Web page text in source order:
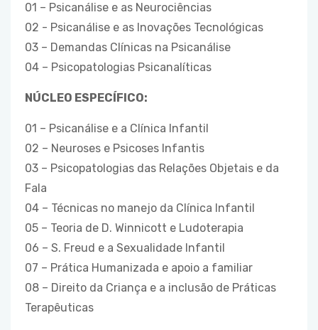
01 – Psicanálise e as Neurociências
02 - Psicanálise e as Inovações Tecnológicas
03 – Demandas Clínicas na Psicanálise
04 – Psicopatologias Psicanalíticas
NÚCLEO ESPECÍFICO:
01 – Psicanálise e a Clínica Infantil
02 – Neuroses e Psicoses Infantis
03 – Psicopatologias das Relações Objetais e da
Fala
04 – Técnicas no manejo da Clínica Infantil
05 – Teoria de D. Winnicott e Ludoterapia
06 – S. Freud e a Sexualidade Infantil
07 – Prática Humanizada e apoio a familiar
08 – Direito da Criança e a inclusão de Práticas
Terapêuticas